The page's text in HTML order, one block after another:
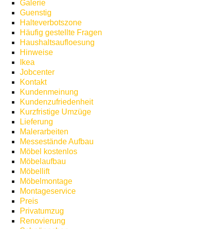
Galerie
Guenstig
Halteverbotszone
Häufig gestellte Fragen
Haushaltsaufloesung
Hinweise
Ikea
Jobcenter
Kontakt
Kundenmeinung
Kundenzufriedenheit
Kurzfristige Umzüge
Lieferung
Malerarbeiten
Messestände Aufbau
Möbel kostenlos
Möbelaufbau
Möbellift
Möbelmontage
Montageservice
Preis
Privatumzug
Renovierung